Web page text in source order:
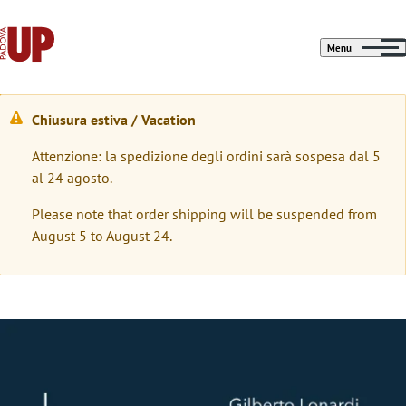
Menu
W
a
r
n
i
g
e
Chiusura estiva / Vacation
Attenzione: la spedizione degli ordini sarà sospesa dal 5
al 24 agosto.
Please note that order shipping will be suspended from
August 5 to August 24.